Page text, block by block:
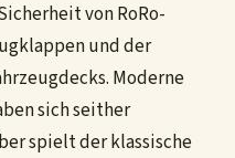
von RoRo-
und der
Moderne
sich seither
spielt der klassische